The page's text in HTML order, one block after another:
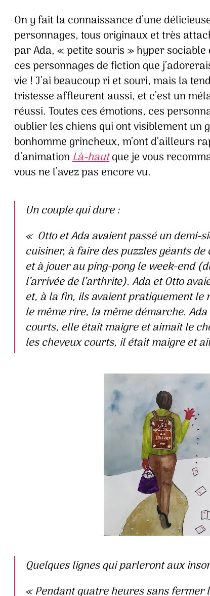
On y fait la connaissance d’une
personnages, tous originaux et très
par Ada, « petite souris » hyper
ces personnages de fiction que
vie ! J’ai beaucoup ri et souri, mais la
tristesse affleurent aussi, et c’est un
réussi. Toutes ces émotions, ces
oublier les chiens qui ont visiblement un
bonhomme grincheux, m’ont d’ailleurs
d’animationLà-hautque je vous
vous ne l’avez pas encore vu.
Un couple qui dure :
« Otto et Ada avaient passé un demi-
cuisiner, à faire des puzzles géants
et à jouer au ping-pong le week-end
l’arrivée de l’arthrite). Ada et Otto
et, à la fin, ils avaient pratiquement le
le même rire, la même démarche.
courts, elle était maigre et aimait le
les cheveux courts, il était maigre et
Quelques lignes qui parleront aux
«Pendant quatre heures sans fermer